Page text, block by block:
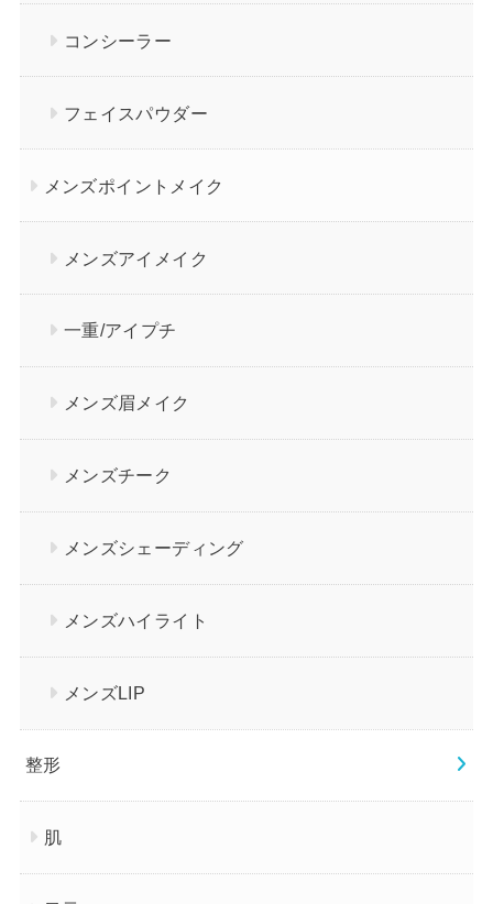
コンシーラー
フェイスパウダー
メンズポイントメイク
メンズアイメイク
一重/アイプチ
メンズ眉メイク
メンズチーク
メンズシェーディング
メンズハイライト
メンズLIP
整形
肌